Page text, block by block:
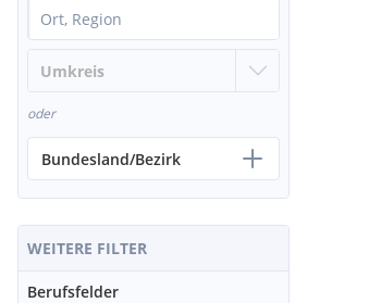
oder
Bundesland/Bezirk
WEITERE FILTER
Berufsfelder